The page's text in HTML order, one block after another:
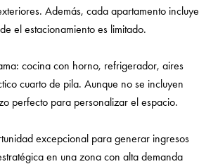
Además, cada apartamento incluye
el estacionamiento es limitado.
cocina con horno, refrigerador, aires
cuarto de pila. Aunque no se incluyen
perfecto para personalizar el espacio.
excepcional para generar ingresos
en una zona con alta demanda